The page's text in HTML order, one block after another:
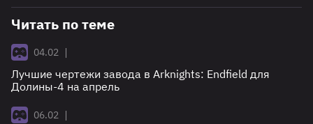
Читать по теме
04.02 |
Лучшие чертежи завода в Arknights: Endfield для
Долины-4 на апрель
06.02 |